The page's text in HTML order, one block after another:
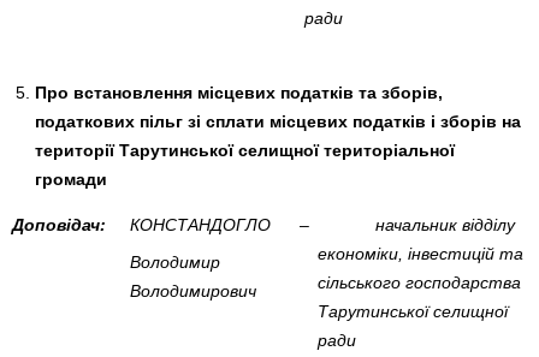
ради
Про встановлення місцевих податків та зборів,
податкових пільг зі сплати місцевих податків і зборів на
території Тарутинської селищної територіальної
громади
Доповідач:
КОНСТАНДОГЛО
Володимир
Володимирович
–
начальник відділу
економіки, інвестицій та
сільського господарства
Тарутинської селищної
ради